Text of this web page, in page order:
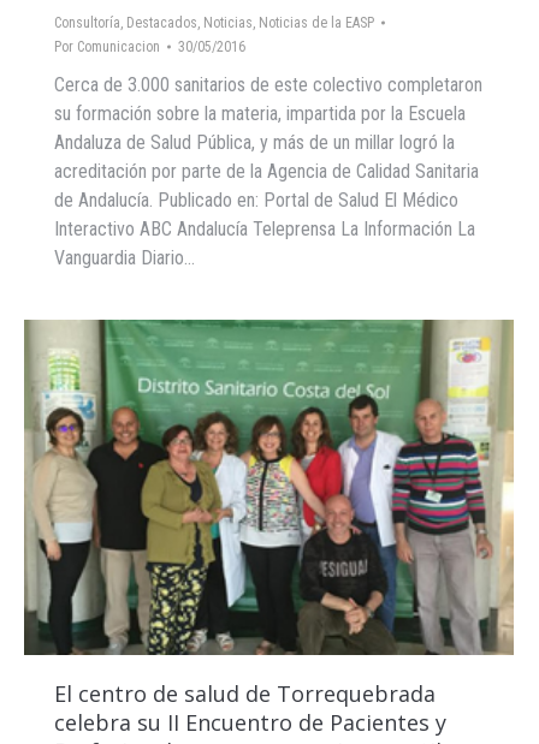
Consultoría, Destacados, Noticias, Noticias de la EASP
Por Comunicacion 30/05/2016
Cerca de 3.000 sanitarios de este colectivo completaron
su formación sobre la materia, impartida por la Escuela
Andaluza de Salud Pública, y más de un millar logró la
acreditación por parte de la Agencia de Calidad Sanitaria
de Andalucía. Publicado en: Portal de Salud El Médico
Interactivo ABC Andalucía Teleprensa La Información La
Vanguardia Diario…
El centro de salud de Torrequebrada
celebra su II Encuentro de Pacientes y